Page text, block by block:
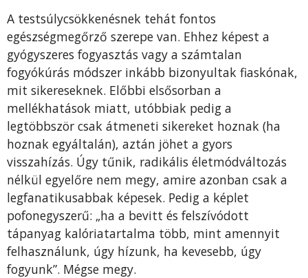
A testsúlycsökkenésnek tehát fontos
egészségmegőrző szerepe van. Ehhez képest a
gyógyszeres fogyasztás vagy a számtalan
fogyókúrás módszer inkább bizonyultak fiaskónak,
mit sikereseknek. Előbbi elsősorban a
mellékhatások miatt, utóbbiak pedig a
legtöbbször csak átmeneti sikereket hoznak (ha
hoznak egyáltalán), aztán jöhet a gyors
visszahízás. Úgy tűnik, radikális életmódváltozás
nélkül egyelőre nem megy, amire azonban csak a
legfanatikusabbak képesek. Pedig a képlet
pofonegyszerű: „ha a bevitt és felszívódott
tápanyag kalóriatartalma több, mint amennyit
felhasználunk, úgy hízunk, ha kevesebb, úgy
fogyunk”. Mégse megy.